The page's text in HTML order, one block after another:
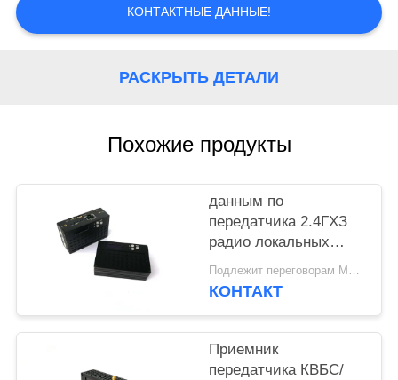
САЙТА
ПОЛИТИКА
КОНТАКТНЫЕ ДАННЫЕ!
РАСКРЫТЬ ДЕТАЛИ
Похожие продукты
данным по
передатчика 2.4ГХЗ
радио локальных
сетей беспроводным
ХДМИ видео-
Подлежит переговорам MOQ:1шт
КОНТАКТ
Приемник
передатчика КВБС/